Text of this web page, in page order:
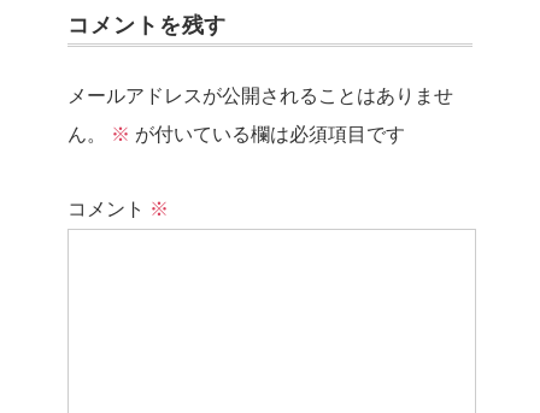
コメントを残す
メールアドレスが公開されることはありませ
ん。
※ が付いている欄は必須項目です
コメント ※